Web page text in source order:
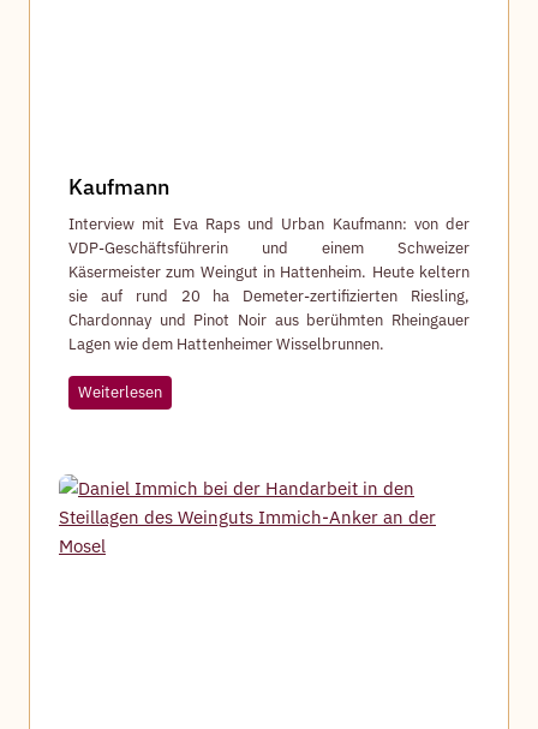
Kaufmann
Interview mit Eva Raps und Urban Kaufmann: von der
VDP-Geschäftsführerin und einem Schweizer
Käsermeister zum Weingut in Hattenheim. Heute keltern
sie auf rund 20 ha Demeter-zertifizierten Riesling,
Chardonnay und Pinot Noir aus berühmten Rheingauer
Lagen wie dem Hattenheimer Wisselbrunnen.
WeiterlesenK
a
m
a